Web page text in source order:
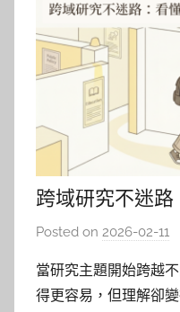
跨域研究不迷
討論同一個問題
Posted on 2026-02-11
當研究主題開始跨越
得更容易，但理解卻